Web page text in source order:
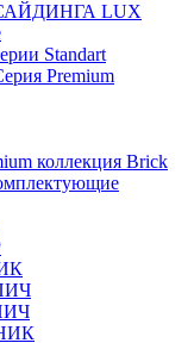
LUX
Standart
Premium
коллекция Brick